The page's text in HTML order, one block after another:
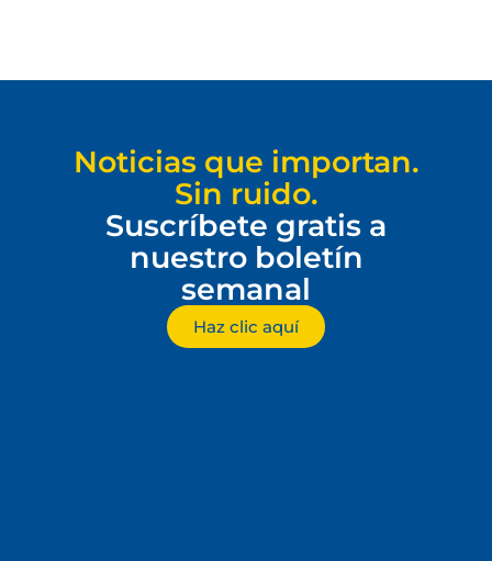
Noticias que importan.
Sin ruido.
Suscríbete gratis a
nuestro boletín
semanal
Haz clic aquí